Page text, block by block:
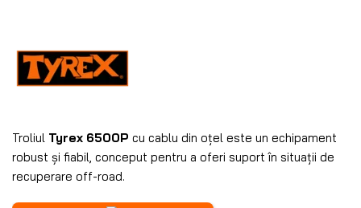
Troliul Tyrex 6500P cu cablu din oțel este un echipament
robust și fiabil, conceput pentru a oferi suport în situații de
recuperare off-road.